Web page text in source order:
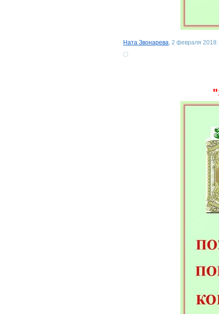
Ната Звонарева, 2 февраля 2018: